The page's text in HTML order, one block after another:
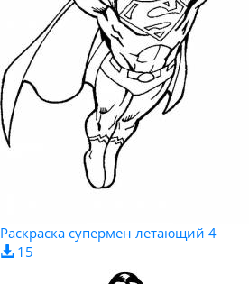
Раскраска супермен летающий 4
15